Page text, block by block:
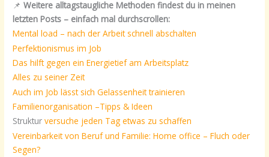
📌 Weitere alltagstaugliche Methoden findest du in meinen
letzten Posts – einfach mal durchscrollen:
Mental load – nach der Arbeit schnell abschalten
Perfektionismus im Job
Das hilft gegen ein Energietief am Arbeitsplatz
Alles zu seiner Zeit
Auch im Job lässt sich Gelassenheit trainieren
Familienorganisation –Tipps & Ideen
Strukturversuche jeden Tag etwas zu schaffen
Vereinbarkeit von Beruf und Familie: Home office – Fluch oder
Segen?